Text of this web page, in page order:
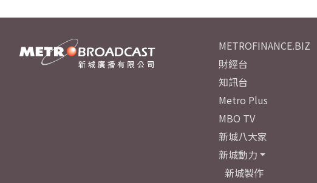
METROFINANCE.BIZ
財經台
知訊台
Metro Plus
MBO TV
新城八大家
新城動力
新城製作